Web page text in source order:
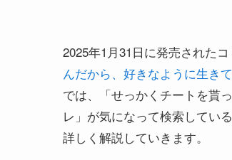
2025年1月31日に発売された
んだから、好きなように生き
では、「せっかくチートを貰
レ」が気になって検索してい
詳しく解説していきます。